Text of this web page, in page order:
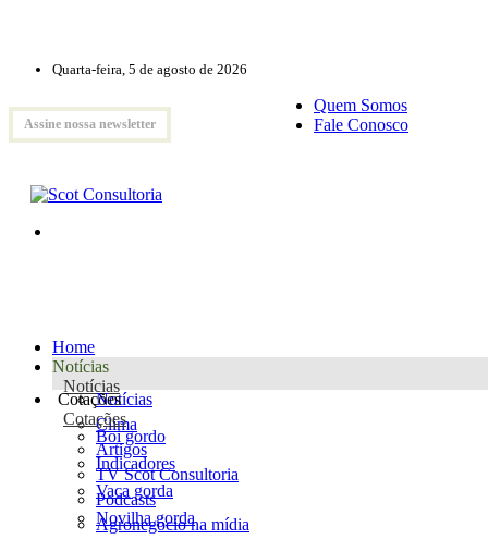
Quarta-feira, 5 de agosto de 2026
Assine nossa newsletter
Quem Somos
Fale Conosco
Home
Notícias
Notícias
Notícias
Clima
Artigos
TV Scot Consultoria
Podcasts
Agronegócio na mídia
Cotações
Cotações
Boi gordo
Indicadores
Vaca gorda
Novilha gorda